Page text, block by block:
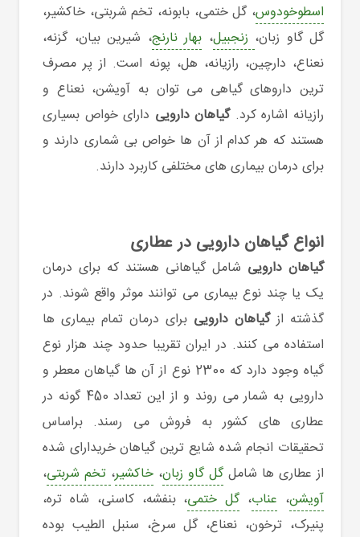
اسطوخودوس، گل ختمی، بابونه، تخم شربتی، خاکشیر،
گل گاو زبان، زنجبیل، بهار نارنج، شیرین بیان، گزنه،
نعناع، دارچین، رازیانه، هل، پونه است. از پر مصرف
ترین داروهای گیاهی می توان به آویشن، نعناع و
رازیانه اشاره کرد.گیاهان دارویی دارای خواص بسیاری
هستند که هر کدام از آن ها خواص بی شماری دارند و
برای درمان بیماری های مختلفی کاربرد دارند.
انواع گیاهان دارویی در عطاری
گیاهان دارویی شامل گیاهانی هستند که برای درمان
یک یا چند نوع بیماری می توانند موثر واقع شوند. در
گذشته ازگیاهان دارویی برای درمان تمام بیماری ها
استفاده می کنند. در ایران تقریبا حدود چند هزار نوع
گیاه وجود دارد که 2300 نوع از آن ها گیاهان معطر و
دارویی به شمار می روند و از این تعداد 450 گونه در
عطاری های کشور به فروش می رسند. براساس
تحقیقات انجام شده شایع ترین گیاهان خریدارای شده
از عطاری ها شاملگل گاو زبان، خاکشیر، تخم شربتی،
آویشن، عناب،گل ختمی، بنفشه، کاسنی، شاه تره،
پنیرک، ترخون، نعناع، گل سرخ، سنبل الطیب بوده